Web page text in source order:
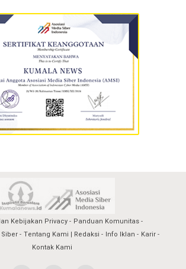
Kebijakan Privacy
Panduan Komunitas
Tentang Kami | Redaksi Info Iklan
Karir
Kontak Kami